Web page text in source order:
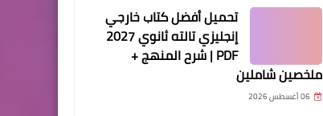
تحميل أفضل كتاب خارجي
إنجليزي تالته ثانوي 2027
PDF | شرح المنهج +
ملخصين شاملين
06 أغسطس 2026